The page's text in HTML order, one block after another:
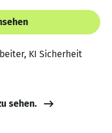
KI Sicherheit
sehen.